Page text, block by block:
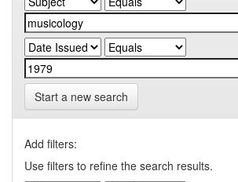
Start a new search
Add filters:
Use filters to refine the search results.